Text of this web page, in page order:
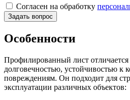
Согласен на обработку
Задать вопрос
Особенности
Профилированный лист
долговечностью, устойчивостью к
повреждениям. Он подходит для
эксплуатации различных объектов: